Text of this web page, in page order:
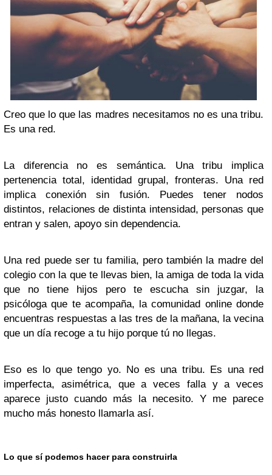
Creo que lo que las madres necesitamos no es una tribu.
Es una red.
La diferencia no es semántica. Una tribu implica
pertenencia total, identidad grupal, fronteras. Una red
implica conexión sin fusión. Puedes tener nodos
distintos, relaciones de distinta intensidad, personas que
entran y salen, apoyo sin dependencia.
Una red puede ser tu familia, pero también la madre del
colegio con la que te llevas bien, la amiga de toda la vida
que no tiene hijos pero te escucha sin juzgar, la
psicóloga que te acompaña, la comunidad online donde
encuentras respuestas a las tres de la mañana, la vecina
que un día recoge a tu hijo porque tú no llegas.
Eso es lo que tengo yo. No es una tribu. Es una red
imperfecta, asimétrica, que a veces falla y a veces
aparece justo cuando más la necesito. Y me parece
mucho más honesto llamarla así.
Lo que sí podemos hacer para construirla